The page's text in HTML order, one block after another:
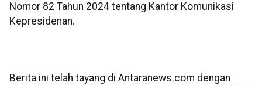
Nomor 82 Tahun 2024 tentang Kantor Komunikasi
Kepresidenan.
Berita ini telah tayang di Antaranews.com dengan